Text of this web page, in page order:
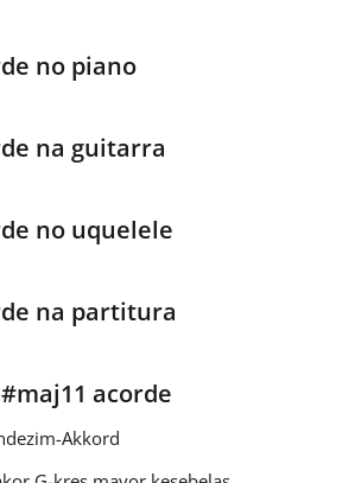
no piano
na guitarra
no uquelele
na partitura
acorde
Akkord